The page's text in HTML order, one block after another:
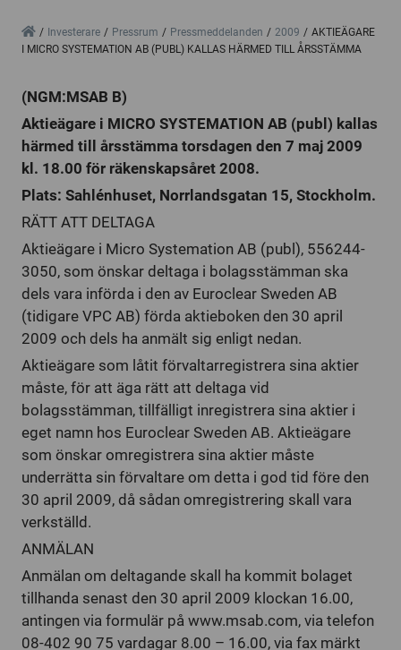
HomeInvesterare Pressrum Pressmeddelanden 2009
AKTIEÄGARE
I MICRO SYSTEMATION AB (PUBL) KALLAS HÄRMED TILL ÅRSSTÄMMA
(NGM:MSAB B)
Aktieägare i MICRO SYSTEMATION AB (publ) kallas
härmed till årsstämma torsdagen den 7 maj 2009
kl. 18.00 för räkenskapsåret 2008.
Plats: Sahlénhuset, Norrlandsgatan 15, Stockholm.
RÄTT ATT DELTAGA
Aktieägare i Micro Systemation AB (publ), 556244-
3050, som önskar deltaga i bolagsstämman ska
dels vara införda i den av Euroclear Sweden AB
(tidigare VPC AB) förda aktieboken den 30 april
2009 och dels ha anmält sig enligt nedan.
Aktieägare som låtit förvaltarregistrera sina aktier
måste, för att äga rätt att deltaga vid
bolagsstämman, tillfälligt inregistrera sina aktier i
eget namn hos Euroclear Sweden AB. Aktieägare
som önskar omregistrera sina aktier måste
underrätta sin förvaltare om detta i god tid före den
30 april 2009, då sådan omregistrering skall vara
verkställd.
ANMÄLAN
Anmälan om deltagande skall ha kommit bolaget
tillhanda senast den 30 april 2009 klockan 16.00,
antingen via formulär på www.msab.com, via telefon
08-402 90 75 vardagar 8.00 – 16.00, via fax märkt